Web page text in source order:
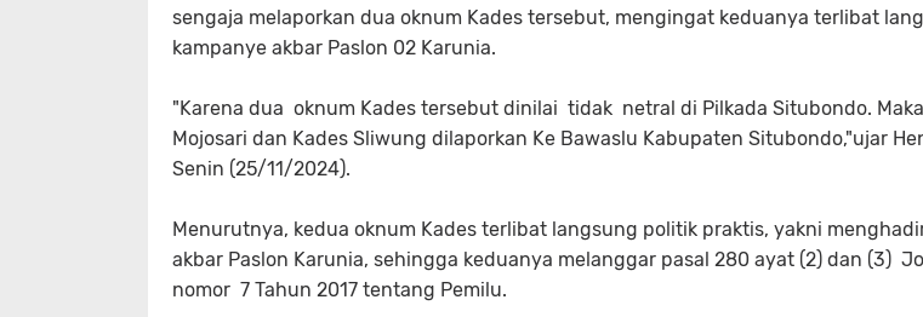
sengaja melaporkan dua oknum Kades tersebut, mengingat keduanya terlibat
kampanye akbar Paslon 02 Karunia.
"Karena dua oknum Kades tersebut dinilai tidak netral di Pilkada Situbondo.
Mojosari dan Kades Sliwung dilaporkan Ke Bawaslu Kabupaten Situbondo,"ujar
Senin (25/11/2024).
Menurutnya, kedua oknum Kades terlibat langsung politik praktis, yakni
akbar Paslon Karunia, sehingga keduanya melanggar pasal 280 ayat (2) dan (3)
nomor 7 Tahun 2017 tentang Pemilu.